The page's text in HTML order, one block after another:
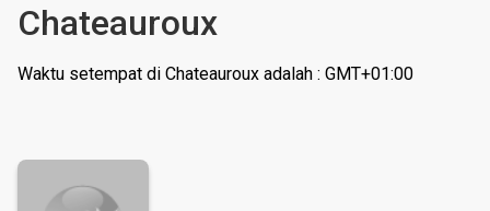
Chateauroux
Waktu setempat di Chateauroux adalah : GMT+01:00